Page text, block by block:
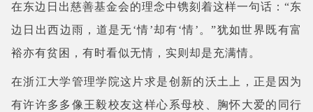
在东边日出慈善基金会的理念中镌刻着这样一句话：“东
边日出西边雨，道是无‘情’却有‘情’。”犹如世界既有富
裕亦有贫困，有时看似无情，实则却是充满情。
在浙江大学管理学院这片求是创新的沃土上，正是因为
有许许多多像王毅校友这样心系母校、胸怀大爱的同行